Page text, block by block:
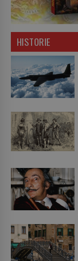
HISTORIE